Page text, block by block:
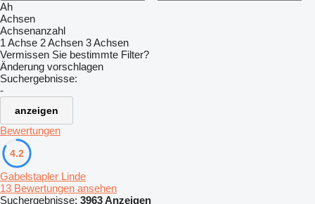
Ah
Achsen
Achsenanzahl
1 Achse 2 Achsen 3 Achsen
Vermissen Sie bestimmte Filter?
Änderung vorschlagen
Suchergebnisse:
-
anzeigen
Bewertungen
4.2
Gabelstapler Linde
13 Bewertungen ansehen
Suchergebnisse: 3963 Anzeigen